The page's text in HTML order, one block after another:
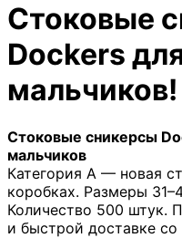
Стоковые
Dockers
мальчиков!
Стоковые сникерсы
мальчиков
Категория A — новая
коробках. Размеры
Количество 500 штук.
и быстрой доставке